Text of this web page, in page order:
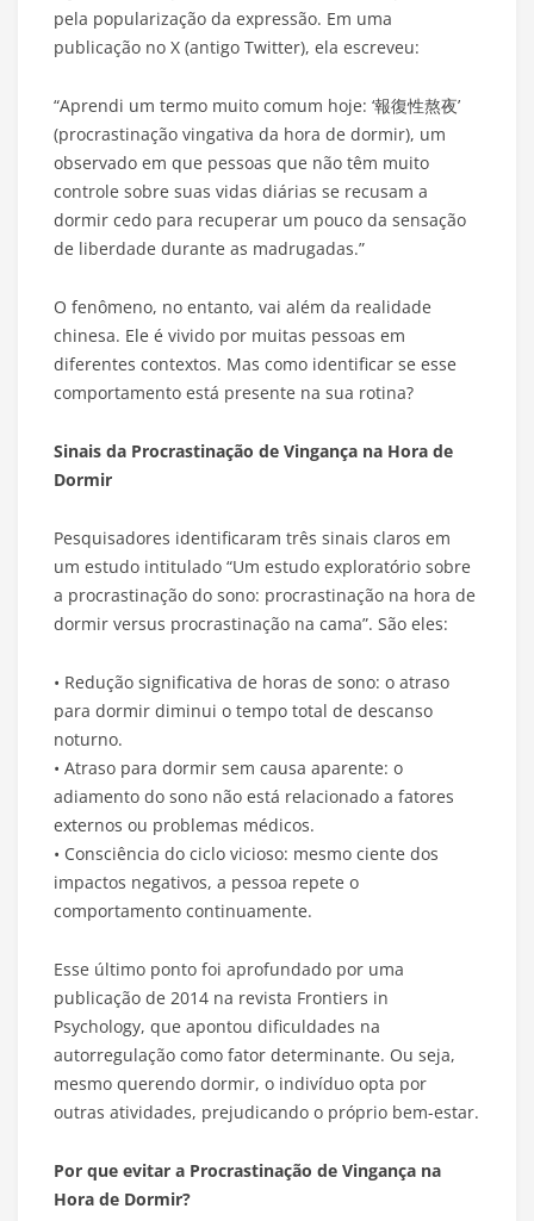
pela popularização da expressão. Em uma
publicação no X (antigo Twitter), ela escreveu:
“Aprendi um termo muito comum hoje: ‘報復性熬夜’
(procrastinação vingativa da hora de dormir), um
observado em que pessoas que não têm muito
controle sobre suas vidas diárias se recusam a
dormir cedo para recuperar um pouco da sensação
de liberdade durante as madrugadas.”
O fenômeno, no entanto, vai além da realidade
chinesa. Ele é vivido por muitas pessoas em
diferentes contextos. Mas como identificar se esse
comportamento está presente na sua rotina?
Sinais da Procrastinação de Vingança na Hora de
Dormir
Pesquisadores identificaram três sinais claros em
um estudo intitulado “Um estudo exploratório sobre
a procrastinação do sono: procrastinação na hora de
dormir versus procrastinação na cama”. São eles:
• Redução significativa de horas de sono: o atraso
para dormir diminui o tempo total de descanso
noturno.
• Atraso para dormir sem causa aparente: o
adiamento do sono não está relacionado a fatores
externos ou problemas médicos.
• Consciência do ciclo vicioso: mesmo ciente dos
impactos negativos, a pessoa repete o
comportamento continuamente.
Esse último ponto foi aprofundado por uma
publicação de 2014 na revista Frontiers in
Psychology, que apontou dificuldades na
autorregulação como fator determinante. Ou seja,
mesmo querendo dormir, o indivíduo opta por
outras atividades, prejudicando o próprio bem-estar.
Por que evitar a Procrastinação de Vingança na
Hora de Dormir?